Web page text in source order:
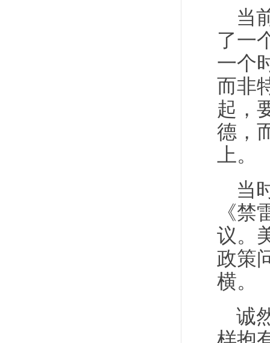
当
了一
一个
而非
起，
德，
上。
当
《
议。
政策
横。
诚